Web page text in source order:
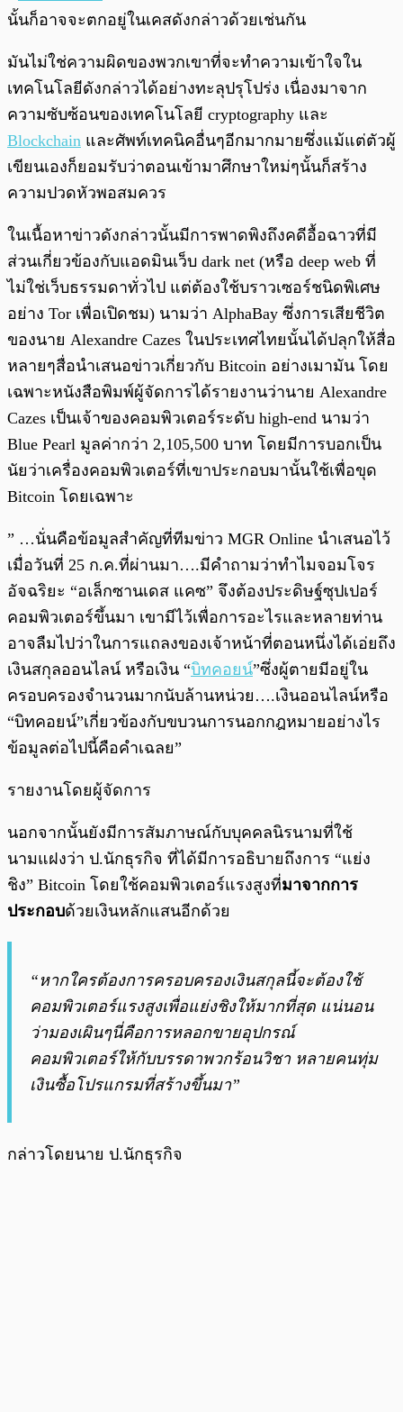
นั้นก็อาจจะตกอยู่ในเคสดังกล่าวด้วยเช่นกัน
มันไม่ใช่ความผิดของพวกเขาที่จะทำความเข้าใจใน
เทคโนโลยีดังกล่าวได้อย่างทะลุปรุโปร่ง เนื่องมาจาก
ความซับซ้อนของเทคโนโลยี cryptography และ
Blockchain และศัพท์เทคนิคอื่นๆอีกมากมายซึ่งแม้แต่ตัวผู้
เขียนเองก็ยอมรับว่าตอนเข้ามาศึกษาใหม่ๆนั้นก็สร้าง
ความปวดหัวพอสมควร
ในเนื้อหาข่าวดังกล่าวนั้นมีการพาดพิงถึงคดีอื้อฉาวที่มี
ส่วนเกี่ยวข้องกับแอดมินเว็บ dark net (หรือ deep web ที่
ไม่ใช่เว็บธรรมดาทั่วไป แต่ต้องใช้บราวเซอร์ชนิดพิเศษ
อย่าง Tor เพื่อเปิดชม) นามว่า AlphaBay ซึ่งการเสียชีวิต
ของนาย Alexandre Cazes ในประเทศไทยนั้นได้ปลุกให้สื่อ
หลายๆสื่อนำเสนอข่าวเกี่ยวกับ Bitcoin อย่างเมามัน โดย
เฉพาะหนังสือพิมพ์ผู้จัดการได้รายงานว่านาย Alexandre
Cazes เป็นเจ้าของคอมพิวเตอร์ระดับ high-end นามว่า
Blue Pearl มูลค่ากว่า 2,105,500 บาท โดยมีการบอกเป็น
นัยว่าเครื่องคอมพิวเตอร์ที่เขาประกอบมานั้นใช้เพื่อขุด
Bitcoin โดยเฉพาะ
” …นั่นคือข้อมูลสำคัญที่ทีมข่าว MGR Online นำเสนอไว้
เมื่อวันที่ 25 ก.ค.ที่ผ่านมา….มีคำถามว่าทำไมจอมโจร
อัจฉริยะ “อเล็กซานเดส แคซ” จึงต้องประดิษฐ์ซุปเปอร์
คอมพิวเตอร์ขึ้นมา เขามีไว้เพื่อการอะไรและหลายท่าน
อาจลืมไปว่าในการแถลงของเจ้าหน้าที่ตอนหนึ่งได้เอ่ยถึง
เงินสกุลออนไลน์ หรือเงิน “บิทคอยน์”ซึ่งผู้ตายมีอยู่ใน
ครอบครองจำนวนมากนับล้านหน่วย….เงินออนไลน์หรือ
“บิทคอยน์”เกี่ยวข้องกับขบวนการนอกกฎหมายอย่างไร
ข้อมูลต่อไปนี้คือคำเฉลย”
รายงานโดยผู้จัดการ
นอกจากนั้นยังมีการสัมภาษณ์กับบุคคลนิรนามที่ใช้
นามแฝงว่า ป.นักธุรกิจ ที่ได้มีการอธิบายถึงการ “แย่ง
ชิง” Bitcoin โดยใช้คอมพิวเตอร์แรงสูงที่มาจากการ
ประกอบด้วยเงินหลักแสนอีกด้วย
“หากใครต้องการครอบครองเงินสกุลนี้จะต้องใช้
คอมพิวเตอร์แรงสูงเพื่อแย่งชิงให้มากที่สุด แน่นอน
ว่ามองเผินๆนี่คือการหลอกขายอุปกรณ์
คอมพิวเตอร์ให้กับบรรดาพวกร้อนวิชา หลายคนทุ่ม
เงินซื้อโปรแกรมที่สร้างขึ้นมา”
กล่าวโดยนาย ป.นักธุรกิจ